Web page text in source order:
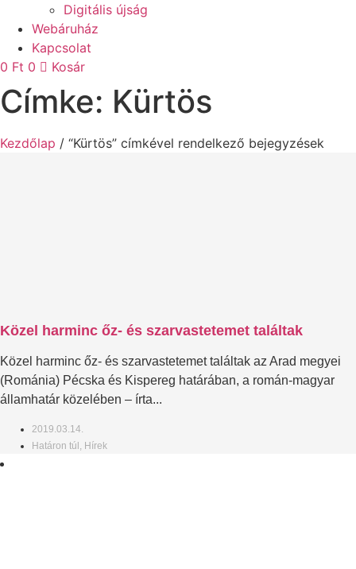
Digitális újság
Webáruház
Kapcsolat
0 Ft 0 Kosár
Címke: Kürtös
Kezdőlap / “Kürtös” címkével rendelkező bejegyzések
Közel harminc őz- és szarvastetemet találtak
Közel harminc őz- és szarvastetemet találtak az Arad megyei
(Románia) Pécska és Kispereg határában, a román-magyar
államhatár közelében – írta...
2019.03.14.
Határon túl , Hírek